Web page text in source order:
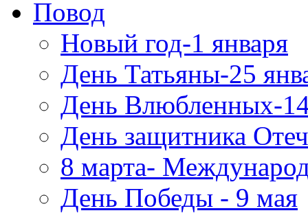
Повод
Новый год-1 января
День Татьяны-25
День Влюбленных-
День защитника
8 марта-
День Победы - 9 мая